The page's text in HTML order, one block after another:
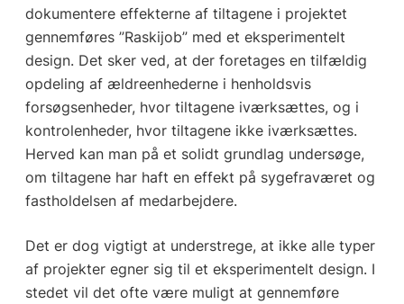
dokumentere effekterne af tiltagene i projektet
gennemføres ”Raskijob” med et eksperimentelt
design. Det sker ved, at der foretages en tilfældig
opdeling af ældreenhederne i henholdsvis
forsøgsenheder, hvor tiltagene iværksættes, og i
kontrolenheder, hvor tiltagene ikke iværksættes.
Herved kan man på et solidt grundlag undersøge,
om tiltagene har haft en effekt på sygefraværet og
fastholdelsen af medarbejdere.
Det er dog vigtigt at understrege, at ikke alle typer
af projekter egner sig til et eksperimentelt design. I
stedet vil det ofte være muligt at gennemføre